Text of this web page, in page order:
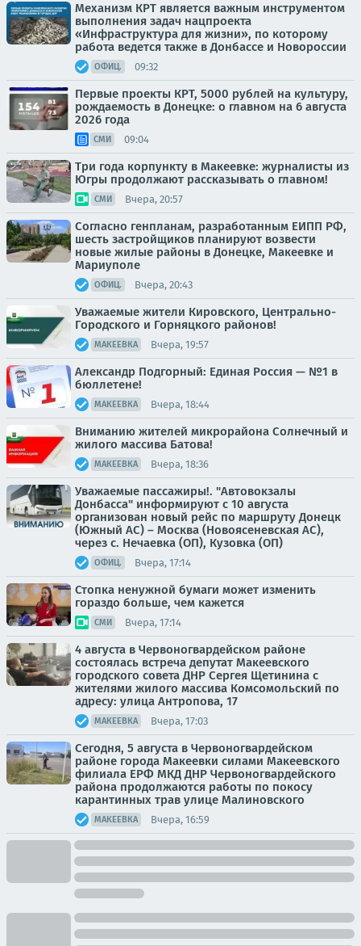
Механизм КРТ является важным инструментом
выполнения задач нацпроекта
«Инфраструктура для жизни», по которому
работа ведется также в Донбассе и Новороссии
ОФИЦ. 09:32
Первые проекты КРТ, 5000 рублей на культуру,
рождаемость в Донецке: о главном на 6 августа
2026 года
СМИ 09:04
Три года корпункту в Макеевке: журналисты из
Югры продолжают рассказывать о главном!
СМИ Вчера, 20:57
Согласно генпланам, разработанным ЕИПП РФ,
шесть застройщиков планируют возвести
новые жилые районы в Донецке, Макеевке и
Мариуполе
ОФИЦ. Вчера, 20:43
Уважаемые жители Кировского, Центрально-
Городского и Горняцкого районов!
МАКЕЕВКА Вчера, 19:57
Александр Подгорный: Единая Россия — №1 в
бюллетене!
МАКЕЕВКА Вчера, 18:44
Вниманию жителей микрорайона Солнечный и
жилого массива Батова!
МАКЕЕВКА Вчера, 18:36
Уважаемые пассажиры!. "Автовокзалы
Донбасса" информируют с 10 августа
организован новый рейс по маршруту Донецк
(Южный АС) – Москва (Новоясеневская АС),
через с. Нечаевка (ОП), Кузовка (ОП)
ОФИЦ. Вчера, 17:14
Стопка ненужной бумаги может изменить
гораздо больше, чем кажется
СМИ Вчера, 17:14
4 августа в Червоногвардейском районе
состоялась встреча депутат Макеевского
городского совета ДНР Сергея Щетинина с
жителями жилого массива Комсомольский по
адресу: улица Антропова, 17
МАКЕЕВКА Вчера, 17:03
Сегодня, 5 августа в Червоногвардейском
районе города Макеевки силами Макеевского
филиала ЕРФ МКД ДНР Червоногвардейского
района продолжаются работы по покосу
карантинных трав улице Малиновского
МАКЕЕВКА Вчера, 16:59